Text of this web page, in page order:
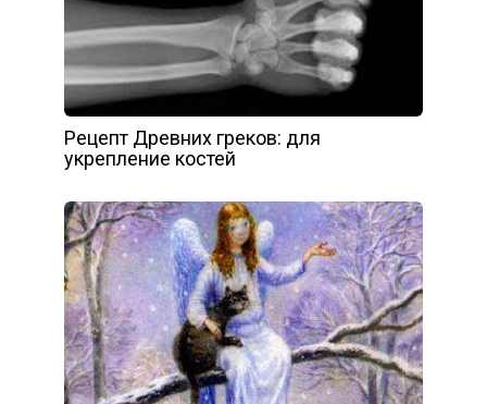
Рецепт Древних греков: для
укрепление костей